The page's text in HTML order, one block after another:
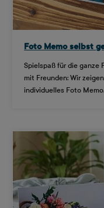
Foto Memo selbst
Spielspaß für die ganze
mit Freunden: Wir
individuelles Foto